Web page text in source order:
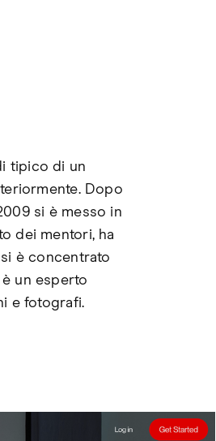
tipico di un
Dopo
si è messo in
dei mentori, ha
è concentrato
un esperto
e fotografi.